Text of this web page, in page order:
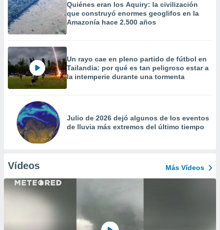
Quiénes eran los Aquiry: la civilización
que construyó enormes geoglifos en la
Amazonía hace 2.500 años
Un rayo cae en pleno partido de fútbol en
Tailandia: por qué es tan peligroso estar a
la intemperie durante una tormenta
Julio de 2026 dejó algunos de los eventos
de lluvia más extremos del último tiempo
Vídeos Más Vídeos